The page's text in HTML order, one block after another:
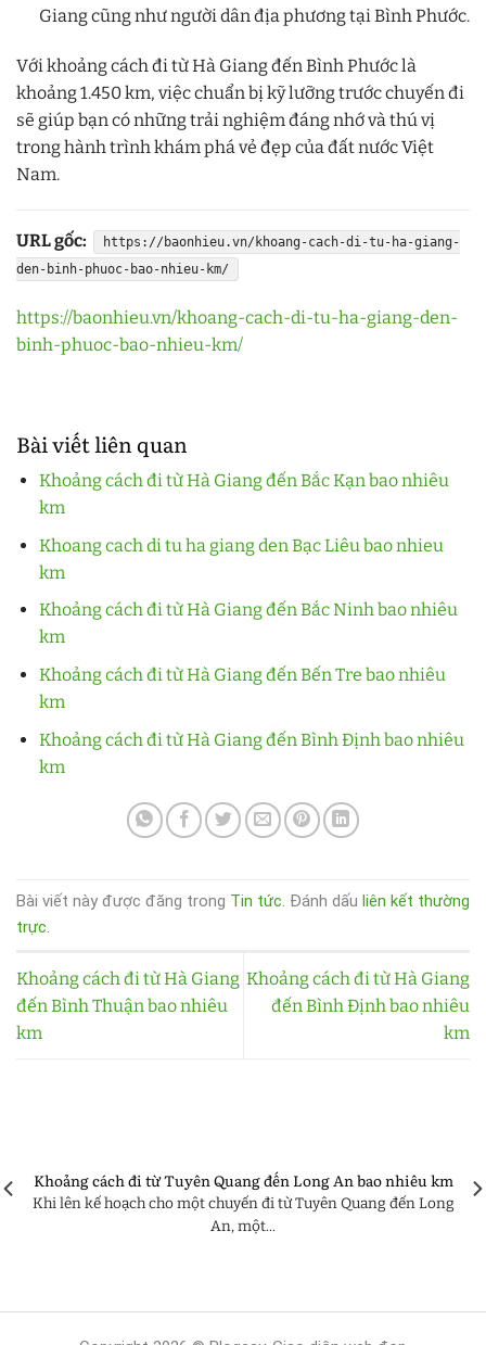
Giang cũng như người dân địa phương tại Bình Phước.
Với khoảng cách đi từ Hà Giang đến Bình Phước là
khoảng 1.450 km, việc chuẩn bị kỹ lưỡng trước chuyến đi
sẽ giúp bạn có những trải nghiệm đáng nhớ và thú vị
trong hành trình khám phá vẻ đẹp của đất nước Việt
Nam.
URL gốc:
https://baonhieu.vn/khoang-cach-di-tu-ha-giang-
den-binh-phuoc-bao-nhieu-km/
https://baonhieu.vn/khoang-cach-di-tu-ha-giang-den-
binh-phuoc-bao-nhieu-km/
Bài viết liên quan
Khoảng cách đi từ Hà Giang đến Bắc Kạn bao nhiêu
km
Khoang cach di tu ha giang den Bạc Liêu bao nhieu
km
Khoảng cách đi từ Hà Giang đến Bắc Ninh bao nhiêu
km
Khoảng cách đi từ Hà Giang đến Bến Tre bao nhiêu
km
Khoảng cách đi từ Hà Giang đến Bình Định bao nhiêu
km
Bài viết này được đăng trong Tin tức. Đánh dấu liên kết thường
trực.
Khoảng cách đi từ Hà Giang
đến Bình Thuận bao nhiêu
km
Khoảng cách đi từ Hà Giang
đến Bình Định bao nhiêu
km
Khoảng cách đi từ Tuyên Quang đến Long An bao nhiêu km
Khi lên kế hoạch cho một chuyến đi từ Tuyên Quang đến Long
An, một...